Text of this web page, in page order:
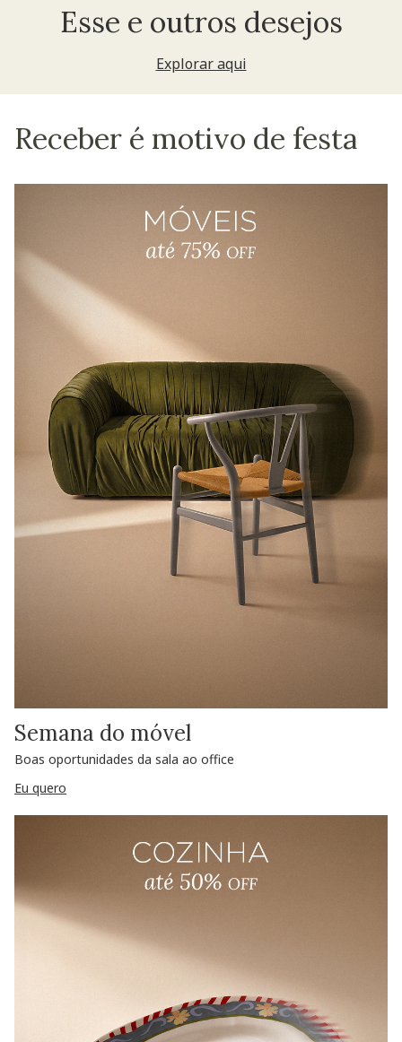
Esse e outros desejos
Explorar aqui
Receber é motivo de festa
Semana do móvel
Boas oportunidades da sala ao office
Eu quero